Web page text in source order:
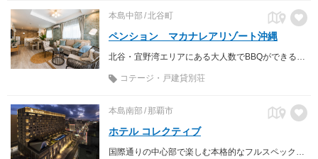
本島中部 北谷町
ペンション マカナレアリゾート沖縄
コテージ・戸建貸別荘
本島南部 那覇市
ホテル コレクティブ